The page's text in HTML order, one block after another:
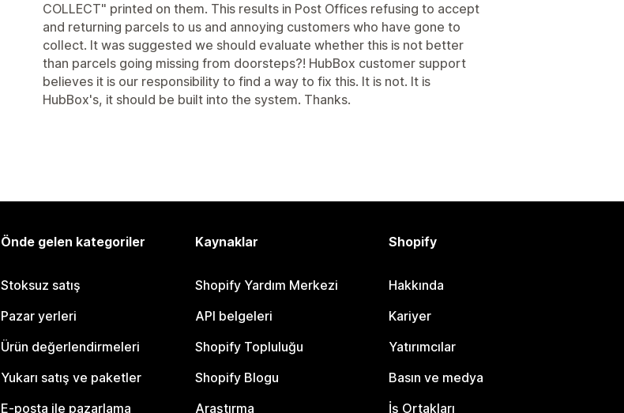
COLLECT" printed on them. This results in Post Offices refusing to accept
and returning parcels to us and annoying customers who have gone to
collect. It was suggested we should evaluate whether this is not better
than parcels going missing from doorsteps?! HubBox customer support
believes it is our responsibility to find a way to fix this. It is not. It is
HubBox's, it should be built into the system. Thanks.
Önde gelen kategoriler
Stoksuz satış
Pazar yerleri
Ürün değerlendirmeleri
Yukarı satış ve paketler
E-posta ile pazarlama
Kaynaklar
Shopify Yardım Merkezi
API belgeleri
Shopify Topluluğu
Shopify Blogu
Araştırma
Shopify
Hakkında
Kariyer
Yatırımcılar
Basın ve medya
İş Ortakları